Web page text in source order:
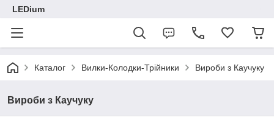
LEDium
Каталог Вилки-Колодки-Трійники Вироби з Каучуку
Вироби з Каучуку